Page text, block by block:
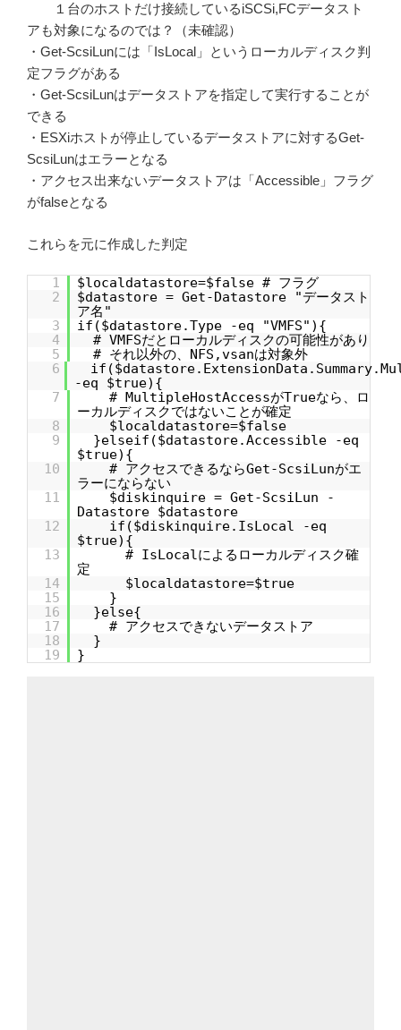
１台のホストだけ接続しているiSCSi,FCデータスト
アも対象になるのでは？（未確認）
・Get-ScsiLunには「IsLocal」というローカルディスク判
定フラグがある
・Get-ScsiLunはデータストアを指定して実行することが
できる
・ESXiホストが停止しているデータストアに対するGet-
ScsiLunはエラーとなる
・アクセス出来ないデータストアは「Accessible」フラグ
がfalseとなる
これらを元に作成した判定
1
$localdatastore=$false # フラグ
2
$datastore = Get-Datastore "データスト
ア名"
3
if($datastore.Type -eq "VMFS"){
4
# VMFSだとローカルディスクの可能性があり
5
# それ以外の、NFS,vsanは対象外
6
-eq $true){
7
# MultipleHostAccessがTrueなら、ロ
ーカルディスクではないことが確定
8
$localdatastore=$false
9
}elseif($datastore.Accessible -eq
$true){
10
# アクセスできるならGet-ScsiLunがエ
ラーにならない
11
$diskinquire = Get-ScsiLun -
Datastore $datastore
12
if($diskinquire.IsLocal -eq
$true){
13
# IsLocalによるローカルディスク確
定
14
$localdatastore=$true
15
}
16
}else{
17
# アクセスできないデータストア
18
}
19
}